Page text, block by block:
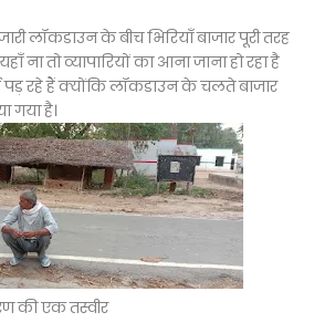
लॉकडाउन के बीच भिरियाँ बाजार पूरी तरह
ना तो व्यापारियों का आना जाना हो रहा है
पड़ रहे हैं क्योंकि लॉकडाउन के चलते बाजार
गया है।
की एक तस्वीर